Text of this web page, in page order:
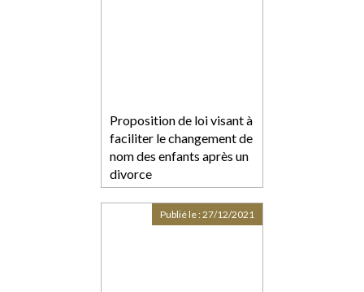
Proposition de loi visant à
faciliter le changement de
nom des enfants après un
divorce
Publié le :27/12/2021